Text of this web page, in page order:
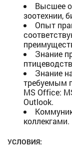
Высшее
зоотехнии,
Опыт
Знание
Знание
требуемым
MS Office:
Outlook.
коллекгами.
УСЛОВИЯ: